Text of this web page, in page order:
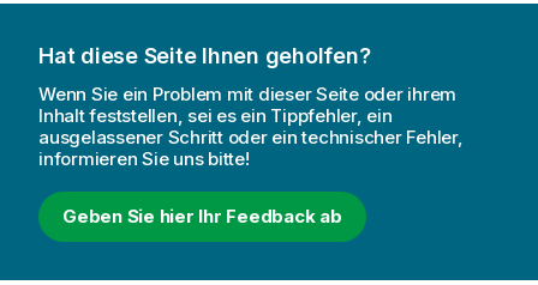
Hat diese Seite Ihnen geholfen?
Wenn Sie ein Problem mit dieser Seite oder ihrem
Inhalt feststellen, sei es ein Tippfehler, ein
ausgelassener Schritt oder ein technischer Fehler,
informieren Sie uns bitte!
Geben Sie hier Ihr Feedback ab